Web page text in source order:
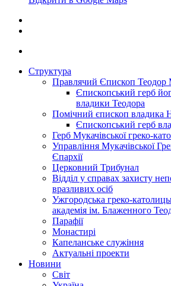
Структура
Правлячий Єпископ Теодор
Єпископський герб
владики Теодора
Помічний єпископ владика
Єпископський герб
Герб Мукачівської греко-
Управління Мукачівської
Єпархії
Церковний Трибунал
Відділ у справах захисту
вразливих осіб
Ужгородська греко-
академія ім. Блаженного
Парафії
Монастирі
Капеланське служіння
Актуальні проекти
Новини
Світ